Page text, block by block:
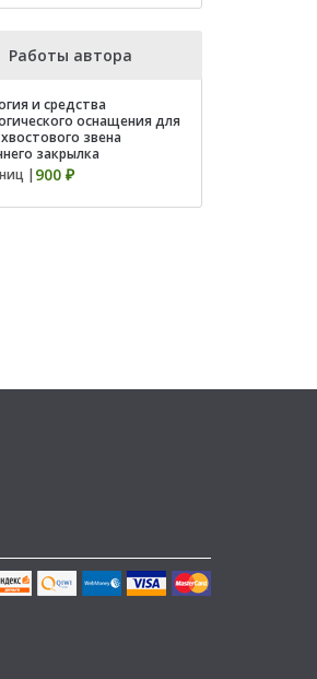
Работы автора
и средства
оснащения для
звена
закрылка
| 900 ₽